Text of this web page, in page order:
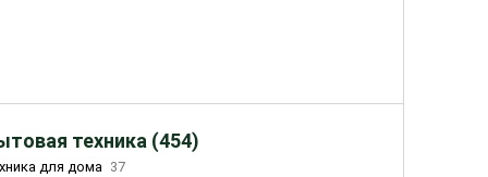
техника (454)
для дома 37